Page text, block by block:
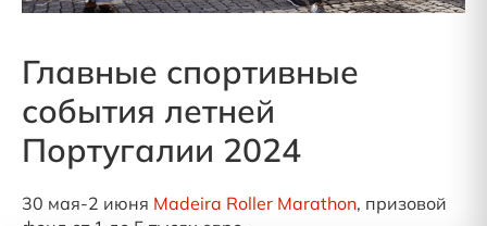
Главные спортивные
события летней
Португалии 2024
30 мая-2 июня Madeira Roller Marathon, призовой